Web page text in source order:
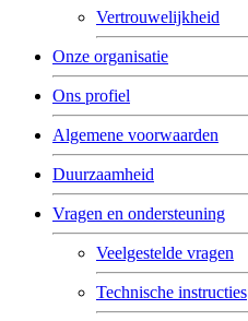
Vertrouwelijkheid
Onze organisatie
Ons profiel
Algemene voorwaarden
Duurzaamheid
Vragen en ondersteuning
Veelgestelde vragen
Technische instructies